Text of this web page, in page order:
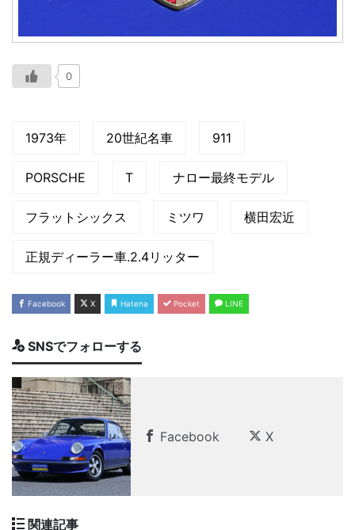
0
1973年 20世紀名車 911
PORSCHE T ナロー最終モデル
フラットシックス ミツワ 横田宏近
正規ディーラー車.2.4リッター
Facebook X Hatena Pocket LINE
SNSでフォローする
Facebook X
関連記事